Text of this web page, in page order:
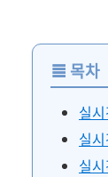
≣ 목차
실
실
실